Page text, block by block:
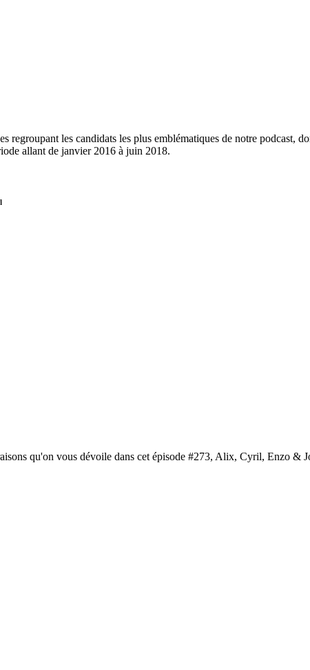
regroupant les candidats les plus emblématiques de notre
allant de janvier 2016 à juin 2018.
qu'on vous dévoile dans cet épisode #273, Alix, Cyril, Enzo &